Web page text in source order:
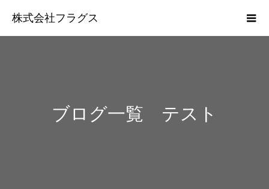
株式会社フラグス
ブログ一覧 テスト